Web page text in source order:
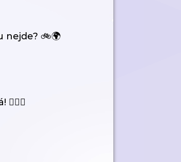
nejde? 🚲🌍